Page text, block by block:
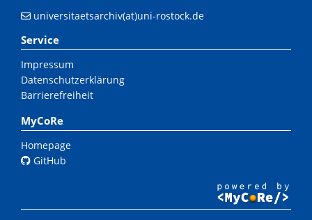
universitaetsarchiv(at)uni-rostock.de
Service
Impressum
Datenschutzerklärung
Barrierefreiheit
MyCoRe
Homepage
GitHub